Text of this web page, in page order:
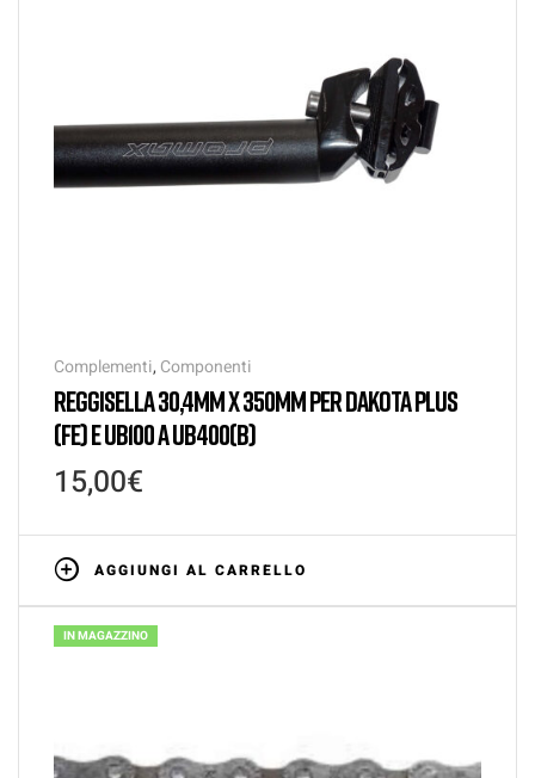
Complementi, Componenti
REGGISELLA 30,4MM X 350MM PER DAKOTA PLUS
(FE) E UB100 A UB400(B)
15,00€
AGGIUNGI AL CARRELLO
IN MAGAZZINO